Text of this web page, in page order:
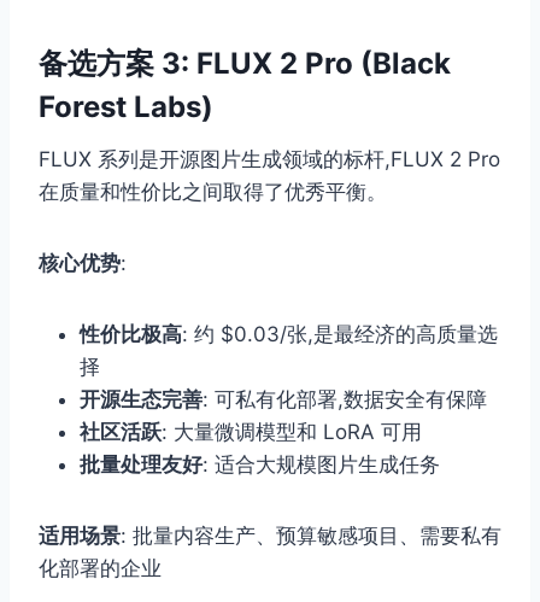
备选方案 3: FLUX 2 Pro (Black
Forest Labs)
FLUX 系列是开源图片生成领域的标杆,FLUX 2 Pro
在质量和性价比之间取得了优秀平衡。
核心优势:
性价比极高: 约 $0.03/张,是最经济的高质量选
择
开源生态完善: 可私有化部署,数据安全有保障
社区活跃: 大量微调模型和 LoRA 可用
批量处理友好: 适合大规模图片生成任务
适用场景: 批量内容生产、预算敏感项目、需要私有
化部署的企业